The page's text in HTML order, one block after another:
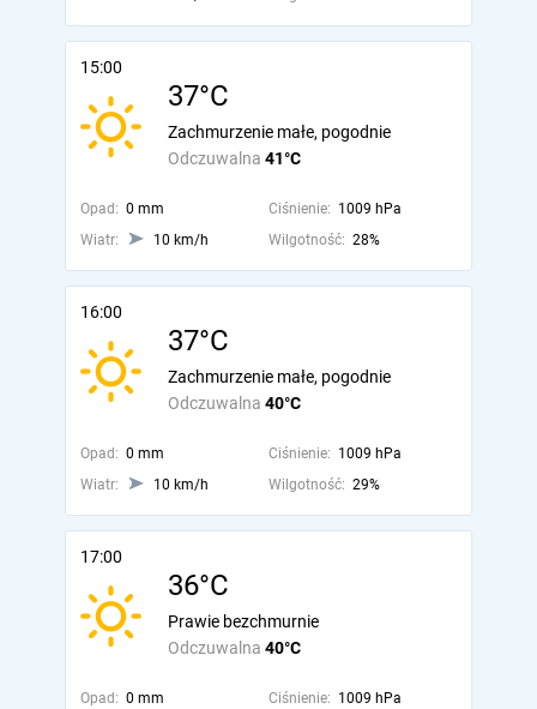
15:00
37°C
Odczuwalna 41°C
Zachmurzenie małe, pogodnie
Opad: 0 mm Ciśnienie: 1009 hPa
Wiatr:
10 km/h Wilgotność: 28%
16:00
37°C
Odczuwalna 40°C
Zachmurzenie małe, pogodnie
Opad: 0 mm Ciśnienie: 1009 hPa
Wiatr:
10 km/h Wilgotność: 29%
17:00
36°C
Odczuwalna 40°C
Prawie bezchmurnie
Opad: 0 mm Ciśnienie: 1009 hPa